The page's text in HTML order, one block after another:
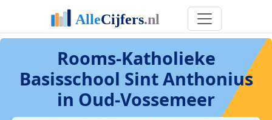
Rooms-Katholieke
Basisschool Sint Anthonius
in Oud-Vossemeer